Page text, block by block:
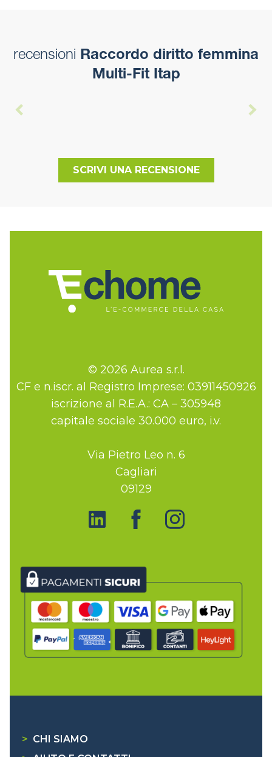
recensioni Raccordo diritto femmina
Multi-Fit Itap
SCRIVI UNA RECENSIONE
© 2026 Aurea s.r.l.
CF e n.iscr. al Registro Imprese: 03911450926
iscrizione al R.E.A.: CA – 305948
capitale sociale 30.000 euro, i.v.
Via Pietro Leo n. 6
Cagliari
09129
> CHI SIAMO